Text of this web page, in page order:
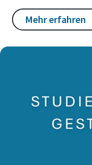
Mehr erfahren